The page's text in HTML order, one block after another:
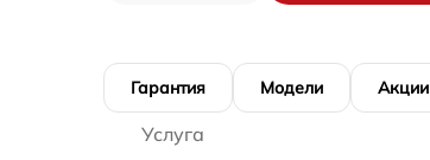
Гарантия Модели Акции
Услуга